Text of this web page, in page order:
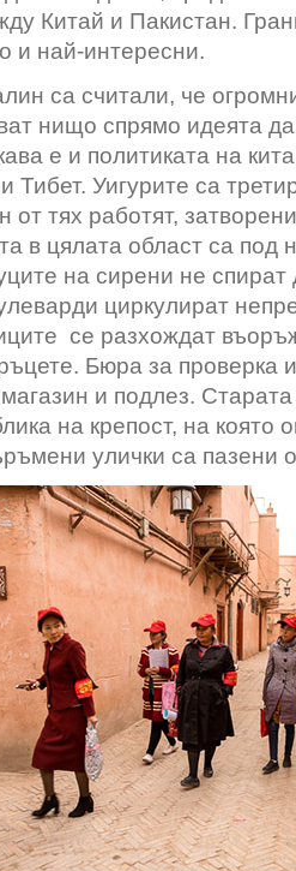
Китай и Пакистан.
и най-интересни.
са считали, че
нищо спрямо идеята
е и политиката на
Тибет. Уигурите са
от тях работят,
в цялата област са под
на сирени не
циркулират
се разхождат
Бюра за проверка
и подлез.
на крепост, на която
улички са пазени